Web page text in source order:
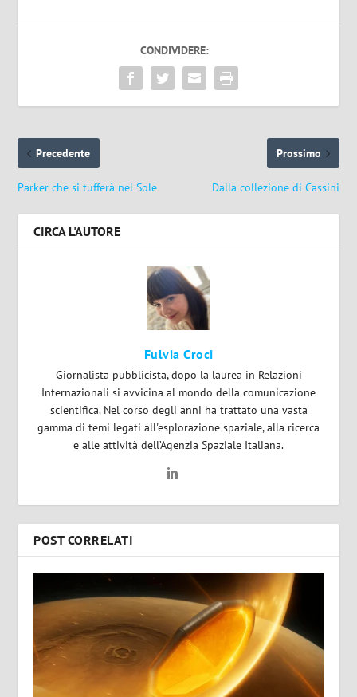
CONDIVIDERE:
Precedente
Parker che si tufferà nel Sole
Prossimo
Dalla collezione di Cassini
CIRCA L'AUTORE
Fulvia Croci
Giornalista pubblicista, dopo la laurea in Relazioni
Internazionali si avvicina al mondo della comunicazione
scientifica. Nel corso degli anni ha trattato una vasta
gamma di temi legati all'esplorazione spaziale, alla ricerca
e alle attività dell’Agenzia Spaziale Italiana.
POST CORRELATI